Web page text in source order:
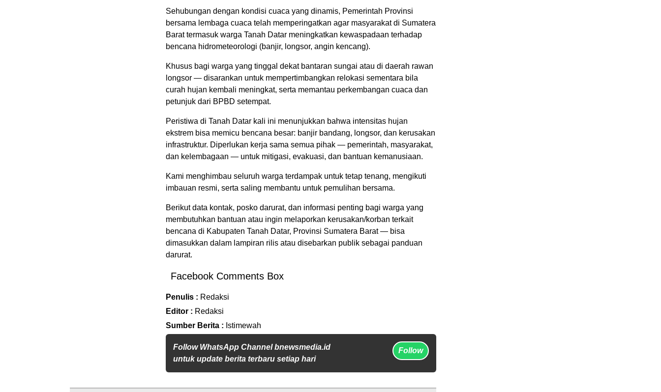
Sehubungan dengan kondisi cuaca yang dinamis, Pemerintah Provinsi
bersama lembaga cuaca telah memperingatkan agar masyarakat di Sumatera
Barat termasuk warga Tanah Datar meningkatkan kewaspadaan terhadap
bencana hidrometeorologi (banjir, longsor, angin kencang).
Khusus bagi warga yang tinggal dekat bantaran sungai atau di daerah rawan
longsor — disarankan untuk mempertimbangkan relokasi sementara bila
curah hujan kembali meningkat, serta memantau perkembangan cuaca dan
petunjuk dari BPBD setempat.
Peristiwa di Tanah Datar kali ini menunjukkan bahwa intensitas hujan
ekstrem bisa memicu bencana besar: banjir bandang, longsor, dan kerusakan
infrastruktur. Diperlukan kerja sama semua pihak — pemerintah, masyarakat,
dan kelembagaan — untuk mitigasi, evakuasi, dan bantuan kemanusiaan.
Kami menghimbau seluruh warga terdampak untuk tetap tenang, mengikuti
imbauan resmi, serta saling membantu untuk pemulihan bersama.
Berikut data kontak, posko darurat, dan informasi penting bagi warga yang
membutuhkan bantuan atau ingin melaporkan kerusakan/korban terkait
bencana di Kabupaten Tanah Datar, Provinsi Sumatera Barat — bisa
dimasukkan dalam lampiran rilis atau disebarkan publik sebagai panduan
darurat.
Facebook Comments Box
Penulis : Redaksi
Editor : Redaksi
Sumber Berita : Istimewah
Follow WhatsApp Channel bnewsmedia.id
untuk update berita terbaru setiap hari
Follow